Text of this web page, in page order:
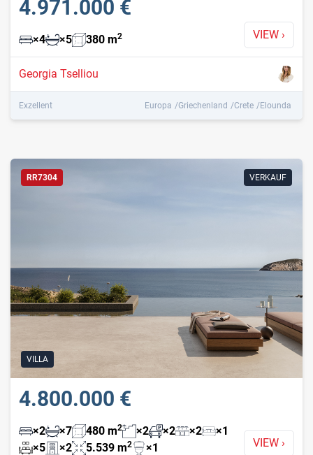
VIEW ›
4.971.000 €
×4 ×5 380 m2
Georgia Tselliou
Exzellent Europa Griechenland Crete Elounda
VIEW ›
4.800.000 €
×2 ×7 480 m2 ×2 ×2 ×2 ×1
×5 ×2 5.539 m2 ×1
RR7304 VERKAUF
VILLA